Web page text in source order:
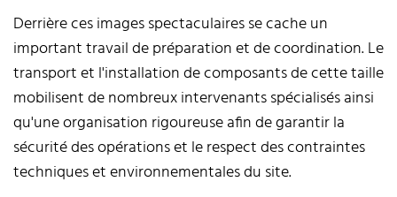
Derrière ces images spectaculaires se cache un
important travail de préparation et de coordination. Le
transport et l'installation de composants de cette taille
mobilisent de nombreux intervenants spécialisés ainsi
qu'une organisation rigoureuse afin de garantir la
sécurité des opérations et le respect des contraintes
techniques et environnementales du site.